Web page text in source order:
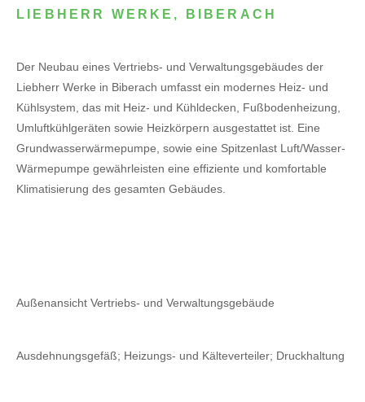
LIEBHERR WERKE, BIBERACH
Der Neubau eines Vertriebs- und Verwaltungsgebäudes der
Liebherr Werke in Biberach umfasst ein modernes Heiz- und
Kühlsystem, das mit Heiz- und Kühldecken, Fußbodenheizung,
Umluftkühlgeräten sowie Heizkörpern ausgestattet ist. Eine
Grundwasserwärmepumpe, sowie eine Spitzenlast Luft/Wasser-
Wärmepumpe gewährleisten eine effiziente und komfortable
Klimatisierung des gesamten Gebäudes.
Außenansicht Vertriebs- und Verwaltungsgebäude
Ausdehnungsgefäß; Heizungs- und Kälteverteiler; Druckhaltung